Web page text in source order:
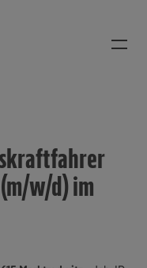
w/d) im